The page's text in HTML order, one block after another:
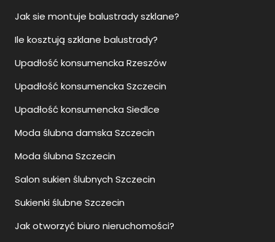
Jak sie montuje balustrady szklane?
Ile kosztują szklane balustrady?
Upadłość konsumencka Rzeszów
Upadłość konsumencka Szczecin
Upadłość konsumencka Siedlce
Moda ślubna damska Szczecin
Moda ślubna Szczecin
Salon sukien ślubnych Szczecin
Sukienki ślubne Szczecin
Jak otworzyć biuro nieruchomości?